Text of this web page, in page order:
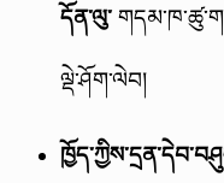
དོན་ལུ་
ལྡེ་ཤོག་ལེབ།